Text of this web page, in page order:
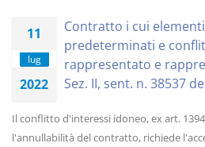
11
lug
2022
Contratto i cui
predeterminati e
rappresentato e
Sez. II, sent. n. 38537
Il conflitto d'interessi idoneo, ex art.
l'annullabilità del contratto, richiede